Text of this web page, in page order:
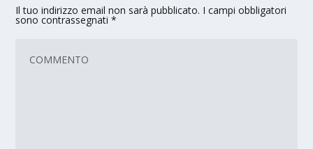
Il tuo indirizzo email non sarà pubblicato. I campi obbligatori
sono contrassegnati*